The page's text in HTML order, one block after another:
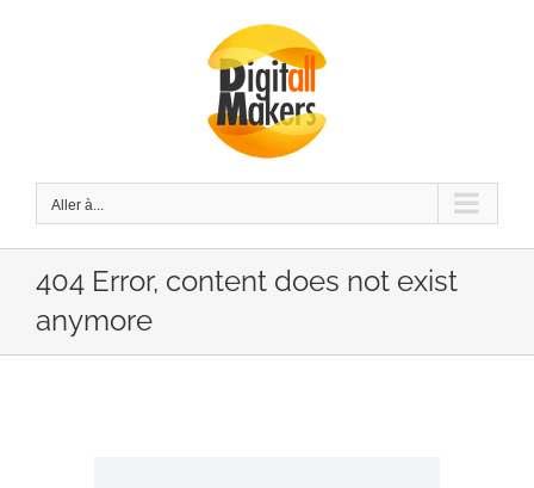
Aller à...
404 Error, content does not exist
anymore